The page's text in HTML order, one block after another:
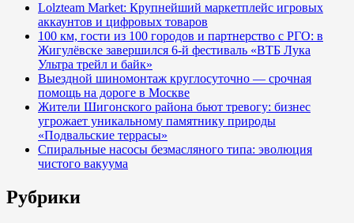
Lolzteam Market: Крупнейший маркетплейс игровых
аккаунтов и цифровых товаров
100 км, гости из 100 городов и партнерство с РГО: в
Жигулёвске завершился 6-й фестиваль «ВТБ Лука
Ультра трейл и байк»
Выездной шиномонтаж круглосуточно — срочная
помощь на дороге в Москве
Жители Шигонского района бьют тревогу: бизнес
угрожает уникальному памятнику природы
«Подвальские террасы»
Спиральные насосы безмасляного типа: эволюция
чистого вакуума
Рубрики